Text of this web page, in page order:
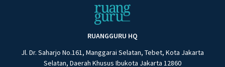
RUANGGURU HQ
Jl. Dr. Saharjo No.161, Manggarai Selatan, Tebet, Kota Jakarta
Selatan, Daerah Khusus Ibukota Jakarta 12860